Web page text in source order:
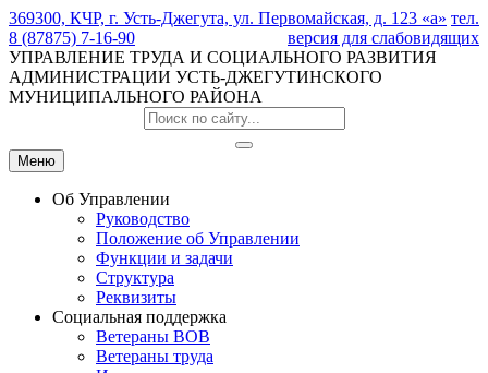
369300, КЧР, г. Усть-Джегута, ул. Первомайская, д. 123 «а» тел.
8 (87875) 7-16-90
версия для слабовидящих
УПРАВЛЕНИЕ ТРУДА И СОЦИАЛЬНОГО РАЗВИТИЯ
АДМИНИСТРАЦИИ УСТЬ-ДЖЕГУТИНСКОГО
МУНИЦИПАЛЬНОГО РАЙОНА
Меню
Об Управлении
Руководство
Положение об Управлении
Функции и задачи
Структура
Реквизиты
Социальная поддержка
Ветераны ВОВ
Ветераны труда